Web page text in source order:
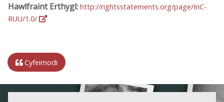
Hawlfraint Erthygl: http://rightsstatements.org/page/InC-
RUU/1.0/
Cyfeirnodi